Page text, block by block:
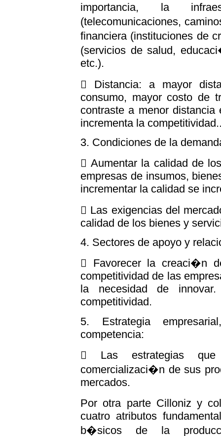
importancia, la
(telecomunicaciones,
financiera (instituciones de
(servicios de salud,
etc.).
 Distancia: a mayor
consumo, mayor costo de
contraste a menor
incrementa la
3. Condiciones de la
 Aumentar la calidad de
empresas de insumos,
incrementar la calidad se
 Las exigencias del
calidad de los bienes y
4. Sectores de apoyo y
 Favorecer la creaci�n
competitividad de las
la necesidad de
competitividad.
5. Estrategia
competencia:
 Las estrategias
comercializaci�n de sus
mercados.
Por otra parte Cilloniz y
cuatro atributos
b�sicos de la